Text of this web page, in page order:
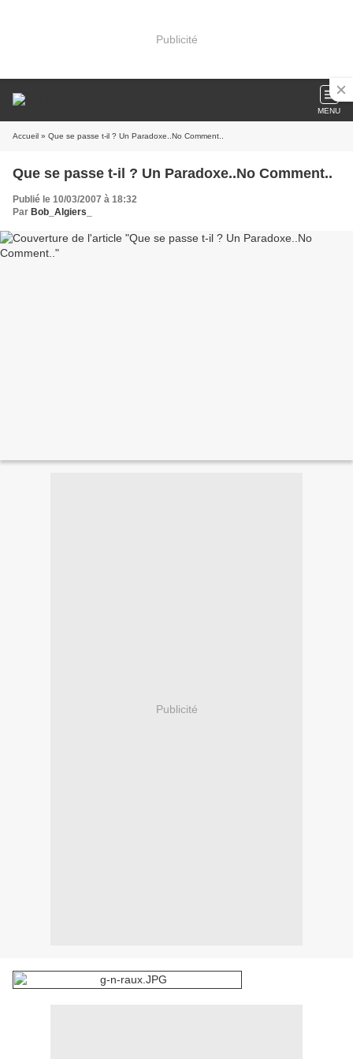
Publicité
MENU
Accueil » Que se passe t-il ? Un Paradoxe..No Comment..
Que se passe t-il ? Un Paradoxe..No Comment..
Publié le 10/03/2007 à 18:32
Par Bob_Algiers_
Publicité